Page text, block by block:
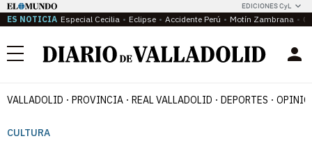
EDICIONES CyL
ES NOTICIA Especial Cecilia Eclipse Accidente Perú Motín Zambrana
Menú
VALLADOLID PROVINCIA REAL VALLADOLID DEPORTES
CULTURA